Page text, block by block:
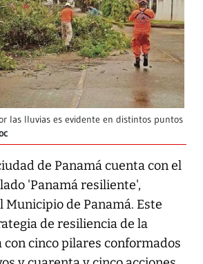
las lluvias es evidente en distintos puntos
de Panamá cuenta con el
'Panamá resiliente',
Municipio de Panamá. Este
de resiliencia de la
con cinco pilares conformados